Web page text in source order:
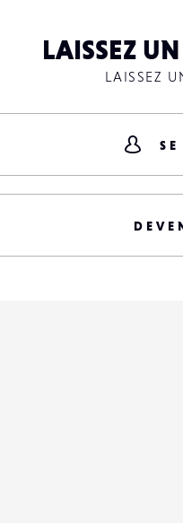
LAISSEZ
LAISSEZ